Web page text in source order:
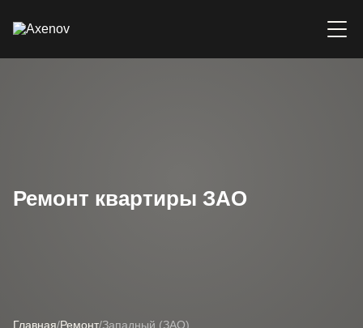
Ремонт квартиры ЗАО
Главная/Ремонт/Западный (ЗАО)